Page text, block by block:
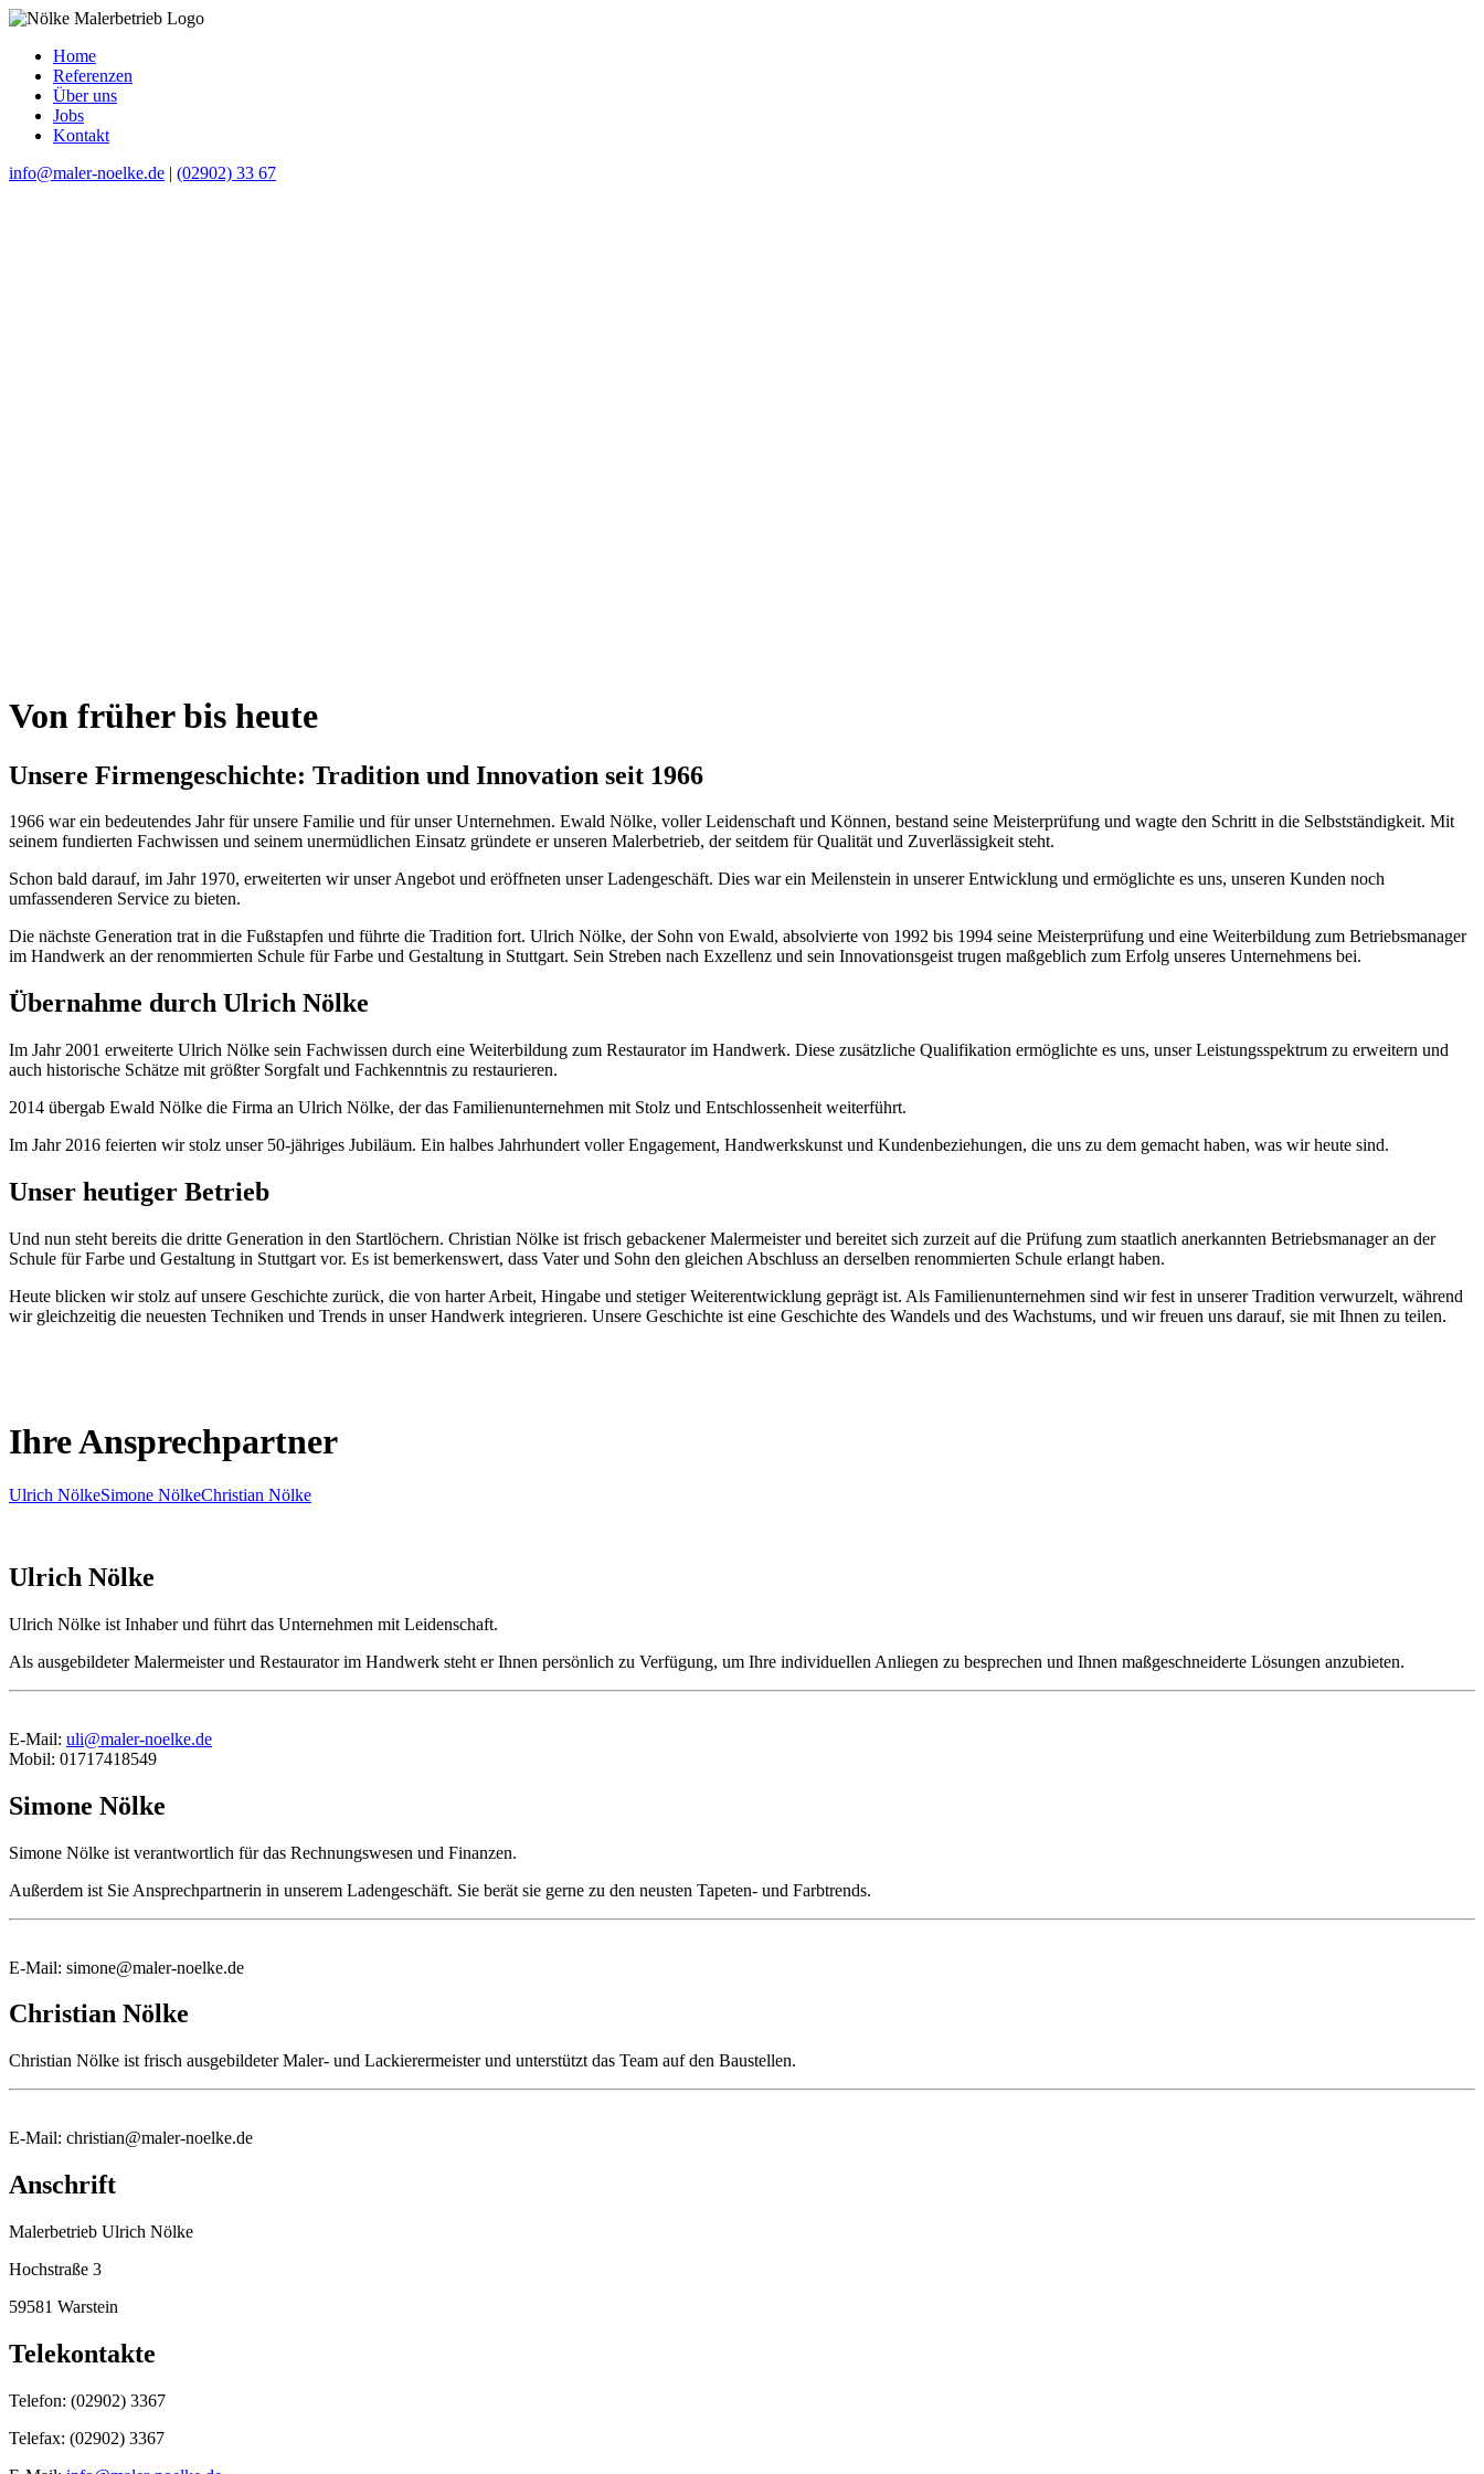
Home
Referenzen
Über uns
Jobs
Kontakt
info@maler-noelke.de | (02902) 33 67
Von früher bis heute
Unsere Firmengeschichte: Tradition und Innovation seit 1966
1966 war ein bedeutendes Jahr für unsere Familie und für unser Unternehmen. Ewald Nölke, voller Leidenschaft und Können, bestand seine Meisterprüfung und wagte den Schritt in die Selbstständigkeit. Mit
seinem fundierten Fachwissen und seinem unermüdlichen Einsatz gründete er unseren Malerbetrieb, der seitdem für Qualität und Zuverlässigkeit steht.
Schon bald darauf, im Jahr 1970, erweiterten wir unser Angebot und eröffneten unser Ladengeschäft. Dies war ein Meilenstein in unserer Entwicklung und ermöglichte es uns, unseren Kunden noch
umfassenderen Service zu bieten.
Die nächste Generation trat in die Fußstapfen und führte die Tradition fort. Ulrich Nölke, der Sohn von Ewald, absolvierte von 1992 bis 1994 seine Meisterprüfung und eine Weiterbildung zum Betriebsmanager
im Handwerk an der renommierten Schule für Farbe und Gestaltung in Stuttgart. Sein Streben nach Exzellenz und sein Innovationsgeist trugen maßgeblich zum Erfolg unseres Unternehmens bei.
Übernahme durch Ulrich Nölke
Im Jahr 2001 erweiterte Ulrich Nölke sein Fachwissen durch eine Weiterbildung zum Restaurator im Handwerk. Diese zusätzliche Qualifikation ermöglichte es uns, unser Leistungsspektrum zu erweitern und
auch historische Schätze mit größter Sorgfalt und Fachkenntnis zu restaurieren.
2014 übergab Ewald Nölke die Firma an Ulrich Nölke, der das Familienunternehmen mit Stolz und Entschlossenheit weiterführt.
Im Jahr 2016 feierten wir stolz unser 50-jähriges Jubiläum. Ein halbes Jahrhundert voller Engagement, Handwerkskunst und Kundenbeziehungen, die uns zu dem gemacht haben, was wir heute sind.
Unser heutiger Betrieb
Und nun steht bereits die dritte Generation in den Startlöchern. Christian Nölke ist frisch gebackener Malermeister und bereitet sich zurzeit auf die Prüfung zum staatlich anerkannten Betriebsmanager an der
Schule für Farbe und Gestaltung in Stuttgart vor. Es ist bemerkenswert, dass Vater und Sohn den gleichen Abschluss an derselben renommierten Schule erlangt haben.
Heute blicken wir stolz auf unsere Geschichte zurück, die von harter Arbeit, Hingabe und stetiger Weiterentwicklung geprägt ist. Als Familienunternehmen sind wir fest in unserer Tradition verwurzelt, während
wir gleichzeitig die neuesten Techniken und Trends in unser Handwerk integrieren. Unsere Geschichte ist eine Geschichte des Wandels und des Wachstums, und wir freuen uns darauf, sie mit Ihnen zu teilen.
Ihre Ansprechpartner
Ulrich NölkeSimone NölkeChristian Nölke
Ulrich Nölke
Ulrich Nölke ist Inhaber und führt das Unternehmen mit Leidenschaft.
Als ausgebildeter Malermeister und Restaurator im Handwerk steht er Ihnen persönlich zu Verfügung, um Ihre individuellen Anliegen zu besprechen und Ihnen maßgeschneiderte Lösungen anzubieten.
E-Mail: uli@maler-noelke.de
Mobil: 01717418549
Simone Nölke
Simone Nölke ist verantwortlich für das Rechnungswesen und Finanzen.
Außerdem ist Sie Ansprechpartnerin in unserem Ladengeschäft. Sie berät sie gerne zu den neusten Tapeten- und Farbtrends.
E-Mail: simone@maler-noelke.de
Christian Nölke
Christian Nölke ist frisch ausgebildeter Maler- und Lackierermeister und unterstützt das Team auf den Baustellen.
E-Mail: christian@maler-noelke.de
Anschrift
Malerbetrieb Ulrich Nölke
Hochstraße 3
59581 Warstein
Telekontakte
Telefon: (02902) 3367
Telefax: (02902) 3367